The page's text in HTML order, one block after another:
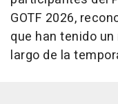
GOTF 2026,
que han tenido
largo de la